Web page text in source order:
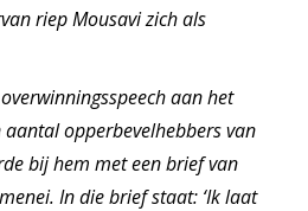
riep Mousavi zich als
aan het
opperbevelhebbers van
bij hem met een brief van
In die brief staat: ‘Ik laat